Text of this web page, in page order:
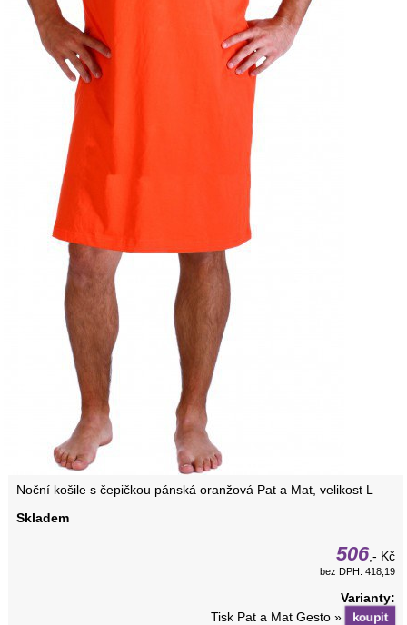
Noční košile s čepičkou pánská oranžová Pat a Mat, velikost L
Skladem
506,- Kč
bez DPH: 418,19
Varianty:
Tisk Pat a Mat Gesto »